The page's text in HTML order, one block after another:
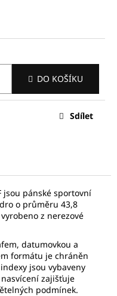
DO KOŠÍKU
Sdílet
jsou pánské sportovní
o průměru 43,8
z nerezové
datumovkou a
formátu je chráněn
jsou vybaveny
zajišťuje
podmínek.